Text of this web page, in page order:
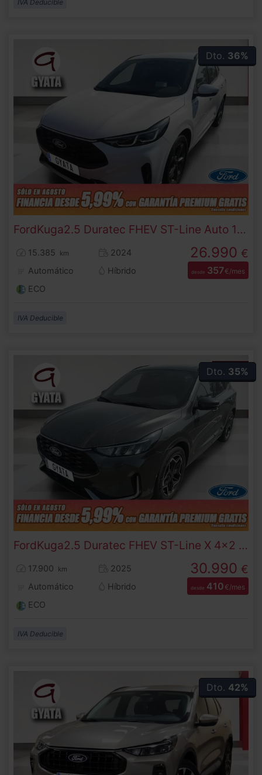
IVA Deducible
Dto. 36%
FordKuga 2.5 Duratec FHEV ST-Line Auto 132 kW (180 CV)
15.385 km
2024
Automático
Híbrido
ECO
26.990 €
desde 357€/mes
IVA Deducible
Dto. 35%
FordKuga 2.5 Duratec FHEV ST-Line X 4x2 Auto 132 kW (180 CV)
17.900 km
2025
Automático
Híbrido
ECO
30.990 €
desde 410€/mes
IVA Deducible
Dto. 42%